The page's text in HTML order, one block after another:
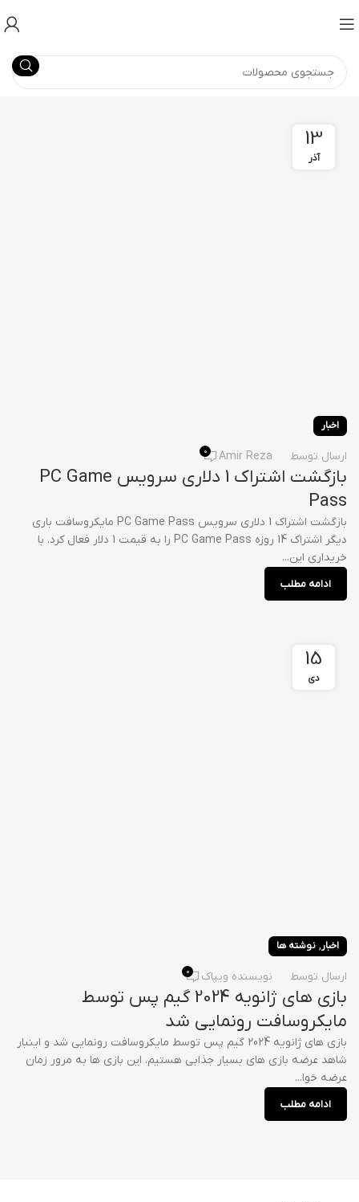
13
آذر
اخبار
ارسال توسط Amir Reza
0
بازگشت اشتراک 1 دلاری سرویس PC Game
Pass
بازگشت اشتراک 1 دلاری سرویس PC Game Pass مایکروسافت باری
دیگر اشتراک 14 روزه PC Game Pass را به قیمت 1 دلار فعال کرد. با
خریداری این...
ادامه مطلب
15
دی
اخبار, نوشته ها
ارسال توسط نویسنده ویپاک 0
بازی های ژانویه 2024 گیم پس توسط
مایکروسافت رونمایی شد
بازی های ژانویه 2024 گیم پس توسط مایکروسافت رونمایی شد و اینبار
شاهد عرضه بازی های بسیار جذابی هستیم. این بازی ها به مرور زمان
عرضه خوا...
ادامه مطلب